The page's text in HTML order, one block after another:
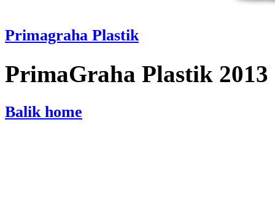
Primagraha Plastik
PrimaGraha Plastik 2013
Balik home